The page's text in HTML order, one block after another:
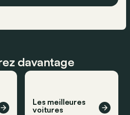
davantage
Les meilleures
voitures